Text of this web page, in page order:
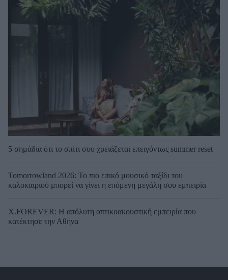
5 σημάδια ότι το σπίτι σου χρειάζεται επειγόντως summer reset
Tomorrowland 2026: Το πιο επικό μουσικό ταξίδι του
καλοκαιριού μπορεί να γίνει η επόμενη μεγάλη σου εμπειρία
X.FOREVER: Η απόλυτη οπτικοακουστική εμπειρία που
κατέκτησε την Αθήνα